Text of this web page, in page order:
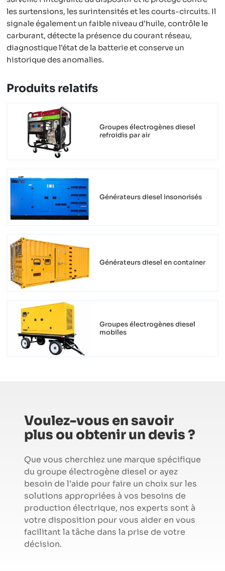
les surtensions, les surintensités et les courts-circuits. Il
signale également un faible niveau d’huile, contrôle le
carburant, détecte la présence du courant réseau,
diagnostique l’état de la batterie et conserve un
historique des anomalies.
Produits relatifs
Groupes électrogènes diesel
refroidis par air
Générateurs diesel insonorisés
Générateurs diesel en container
Groupes électrogènes diesel
mobiles
Voulez-vous en savoir
plus ou obtenir un devis ?
Que vous cherchiez une marque spécifique
du groupe électrogène diesel or ayez
besoin de l’aide pour faire un choix sur les
solutions appropriées à vos besoins de
production électrique, nos experts sont à
votre disposition pour vous aider en vous
facilitant la tâche dans la prise de votre
décision.